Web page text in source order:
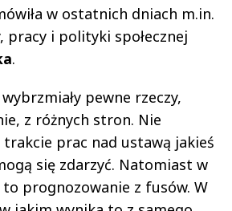
w ostatnich dniach m.in.
pracy i polityki społecznej
.
pewne rzeczy,
z różnych stron. Nie
trakcie prac nad ustawą jakieś
się zdarzyć. Natomiast w
prognozowanie z fusów. W